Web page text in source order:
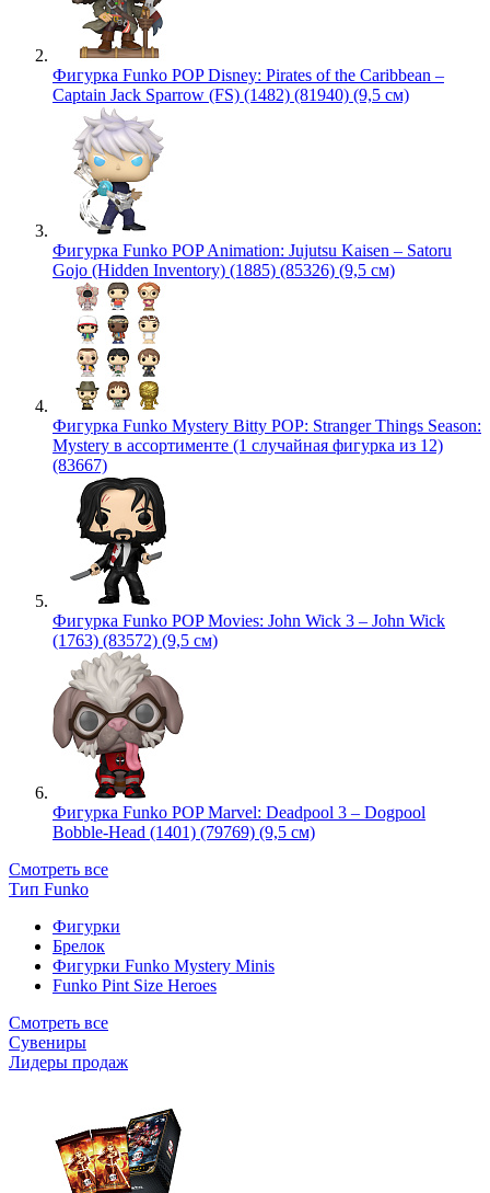
Фигурка Funko POP Disney: Pirates of the Caribbean –
Captain Jack Sparrow (FS) (1482) (81940) (9,5 см)
Фигурка Funko POP Animation: Jujutsu Kaisen – Satoru
Gojo (Hidden Inventory) (1885) (85326) (9,5 см)
Фигурка Funko Mystery Bitty POP: Stranger Things Season:
Mystery в ассортименте (1 случайная фигурка из 12)
(83667)
Фигурка Funko POP Movies: John Wick 3 – John Wick
(1763) (83572) (9,5 см)
Фигурка Funko POP Marvel: Deadpool 3 – Dogpool
Bobble-Head (1401) (79769) (9,5 см)
Смотреть все
Тип Funko
Фигурки
Брелок
Фигурки Funko Mystery Minis
Funko Pint Size Heroes
Смотреть все
Сувениры
Лидеры продаж